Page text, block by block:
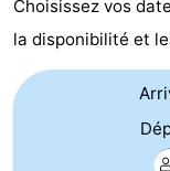
Choisissez vos
la disponibilité et